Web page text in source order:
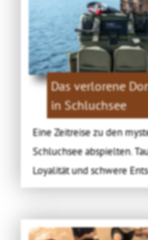
Das verlorene
in Schluchsee
Eine Zeitreise zu den
Schluchsee abspielten.
Loyalität und schwere